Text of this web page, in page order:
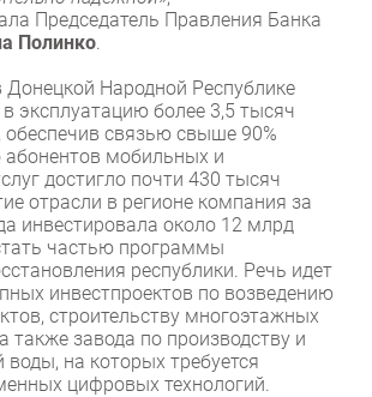
Председатель Правления Банка
Полинко
Народной Республике
эксплуатацию более 3,5 тысяч
обеспечив связью свыше 90%
абонентов мобильных и
достигло почти 430 тысяч
отрасли в регионе компания за
инвестировала около 12 млрд
частью программы
республики. Речь идет
инвестпроектов по возведению
строительству многоэтажных
также завода по производству и
воды, на которых требуется
цифровых технологий.